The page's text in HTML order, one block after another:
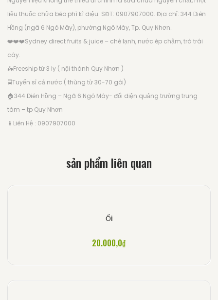
liều thuốc chữa béo phì kì diệu. SĐT: 0907907000. Địa chỉ: 344 Diên
Hồng (ngã 6 Ngô Mây), phường Ngô Mây, Tp. Quy Nhơn.
❤️❤️❤️Sydney direct fruits & juice – chè lạnh, nước ép chậm, trà trái
cây.
🛵Freeship từ 3 ly ( nội thành Quy Nhơn )
🚍Tuyển sỉ cả nước ( thùng từ 30-70 gói)
🏠344 Diên Hồng – Ngã 6 Ngô Mây- đối diện quảng trường trung
tâm – tp Quy Nhơn
📱 Liên Hệ : 0907907000
sản phẩm liên quan
Ổi
20.000,0₫